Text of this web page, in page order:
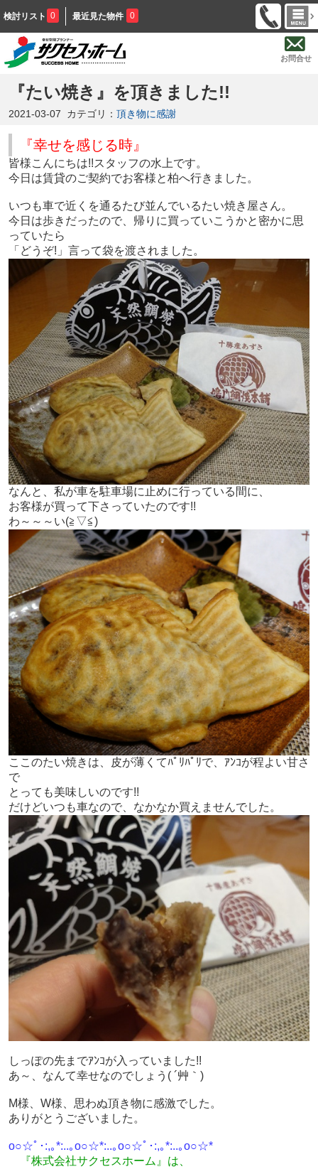
検討リスト 0 最近見た物件 0
お問合せ
『たい焼き』を頂きました!!
2021-03-07 カテゴリ： 頂き物に感謝
『幸せを感じる時』
皆様こんにちは!!スタッフの水上です。
今日は賃貸のご契約でお客様と柏へ行きました。
いつも車で近くを通るたび並んでいるたい焼き屋さん。
今日は歩きだったので、帰りに買っていこうかと密かに思
っていたら
「どうぞ!」言って袋を渡されました。
なんと、私が車を駐車場に止めに行っている間に、
お客様が買って下さっていたのです!!
わ～～～い(≧▽≦)
ここのたい焼きは、皮が薄くてﾊﾟﾘﾊﾟﾘで、ｱﾝｺが程よい甘さ
で
とっても美味しいのです!!
だけどいつも車なので、なかなか買えませんでした。
しっぽの先までｱﾝｺが入っていました!!
あ～、なんて幸せなのでしょう( ´艸｀)
M様、W様、思わぬ頂き物に感激でした。
ありがとうございました。
o○☆ﾟ･:,｡*:..｡o○☆*:..｡o○☆ﾟ･:,｡*:..｡o○☆*
『株式会社サクセスホーム』は、